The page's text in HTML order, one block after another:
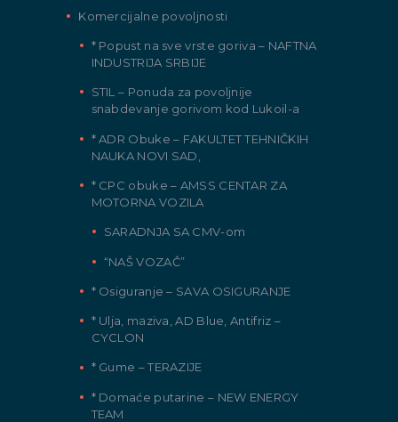
Komercijalne povoljnosti
* Popust na sve vrste goriva – NAFTNA
INDUSTRIJA SRBIJE
STIL – Ponuda za povoljnije
snabdevanje gorivom kod Lukoil-a
* ADR Obuke – FAKULTET TEHNIČKIH
NAUKA NOVI SAD,
* CPC obuke – AMSS CENTAR ZA
MOTORNA VOZILA
SARADNJA SA CMV-om
“NAŠ VOZAČ”
* Osiguranje – SAVA OSIGURANJE
* Ulja, maziva, AD Blue, Antifriz –
CYCLON
* Gume – TERAZIJE
* Domaće putarine – NEW ENERGY
TEAM